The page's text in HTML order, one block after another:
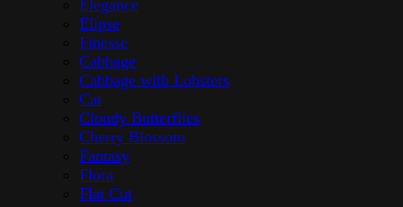
Elegance
Elipse
Finesse
Cabbage
Cabbage with Lobsters
Cat
Cloudy Butterflies
Cherry Blossom
Fantasy
Flora
Flat Cut